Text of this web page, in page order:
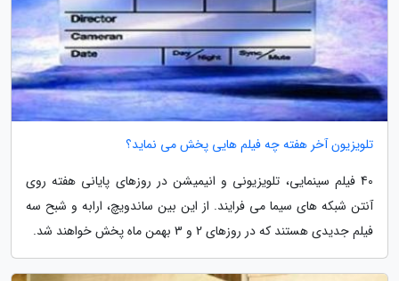
تلویزیون آخر هفته چه فیلم هایی پخش می نماید؟
40 فیلم سینمایی، تلویزیونی و انیمیشن در روزهای پایانی هفته روی
آنتن شبکه های سیما می فرایند. از این بین ساندویچ، ارابه و شبح سه
فیلم جدیدی هستند که در روزهای 2 و 3 بهمن ماه پخش خواهند شد.